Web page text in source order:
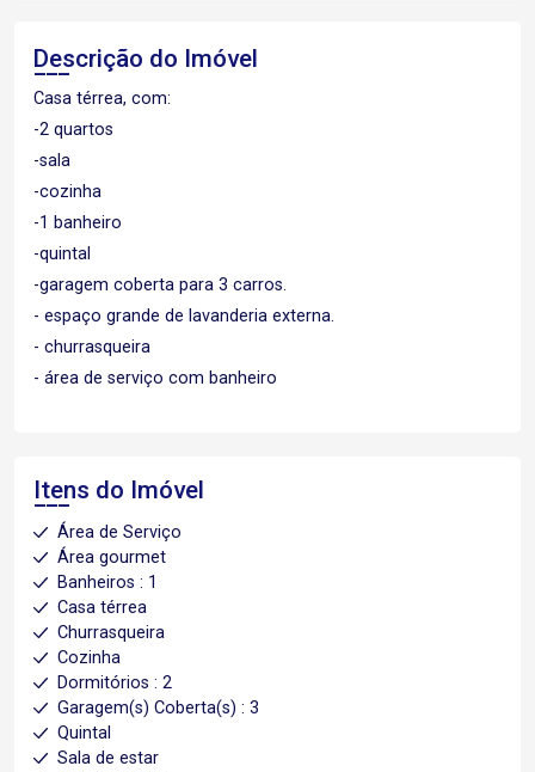
Descrição do Imóvel
Casa térrea, com:
-2 quartos
-sala
-cozinha
-1 banheiro
-quintal
-garagem coberta para 3 carros.
- espaço grande de lavanderia externa.
- churrasqueira
- área de serviço com banheiro
Itens do Imóvel
Área de Serviço
Área gourmet
Banheiros : 1
Casa térrea
Churrasqueira
Cozinha
Dormitórios : 2
Garagem(s) Coberta(s) : 3
Quintal
Sala de estar